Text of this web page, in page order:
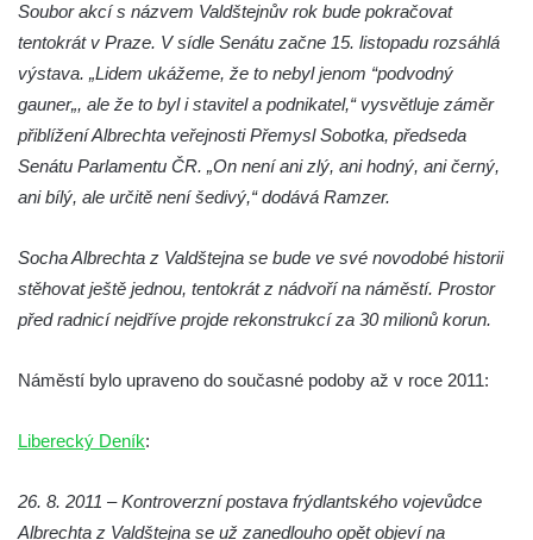
Socha Faun s medvíďaty v ZOO Dresden
Socha světce severně od Lužce nad
Vltavou
Pamětní kámen revitalizace Vltavy Vraňany
Strom svobody a památník 100 let republiky
a 30. výročí listopadu 1989 v Hrobčicích
Boží muka v parku před domem čp. 17 v
Mirošovicích
Socha vodníka u požární nádrže v
Soubor akcí s názvem Valdštejnův rok bude pokračovat
tentokrát v Praze. V sídle Senátu začne 15. listopadu rozsáhlá
výstava. „Lidem ukážeme, že to nebyl jenom “podvodný
gauner„, ale že to byl i stavitel a podnikatel,“ vysvětluje záměr
přiblížení Albrechta veřejnosti Přemysl Sobotka, předseda
Senátu Parlamentu ČR. „On není ani zlý, ani hodný, ani černý,
ani bílý, ale určitě není šedivý,“ dodává Ramzer.
Socha Albrechta z Valdštejna se bude ve své novodobé historii
stěhovat ještě jednou, tentokrát z nádvoří na náměstí. Prostor
před radnicí nejdříve projde rekonstrukcí za 30 milionů korun.
Náměstí bylo upraveno do současné podoby až v roce 2011:
Liberecký Deník:
26. 8. 2011 – Kontroverzní postava frýdlantského vojevůdce
Albrechta z Valdštejna se už zanedlouho opět objeví na